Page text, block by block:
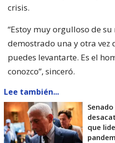
crisis.
“Estoy muy orgulloso de
demostrado una y otra vez
puedes levantarte. Es el
conozco”, sinceró.
Lee también...
que